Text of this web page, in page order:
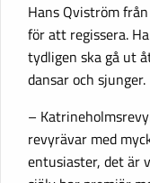
Hans Qviström
för att regissera.
tydligen ska gå ut
dansar och sjunger.
–
revyrävar med
entusiaster, det är